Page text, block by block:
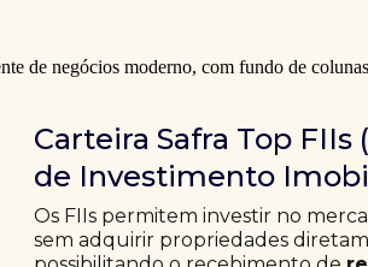
Carteira Safra Top FIIs
de Investimento
Os FIIs permitem investir no
sem adquirir propriedades